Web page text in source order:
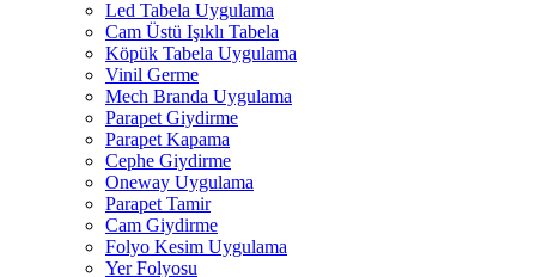
Led Tabela Uygulama
Cam Üstü Işıklı Tabela
Köpük Tabela Uygulama
Vinil Germe
Mech Branda Uygulama
Parapet Giydirme
Parapet Kapama
Cephe Giydirme
Oneway Uygulama
Parapet Tamir
Cam Giydirme
Folyo Kesim Uygulama
Yer Folyosu